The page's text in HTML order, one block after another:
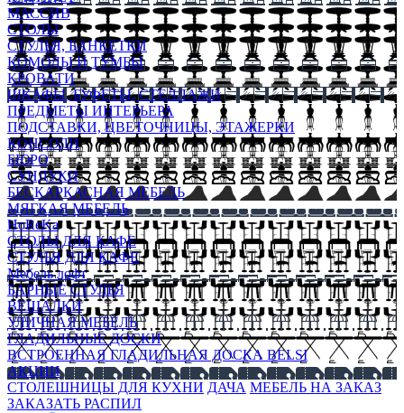
МАССИВ
СТОЛЫ
СТУЛЬЯ, БАНКЕТКИ
КОМОДЫ И ТУМБЫ
КРОВАТИ
ШКАФЫ, БУФЕТЫ, СТЕЛЛАЖИ
ПРЕДМЕТЫ ИНТЕРЬЕРА
ПОДСТАВКИ, ЦВЕТОЧНИЦЫ, ЭТАЖЕРКИ
КОНСОЛИ
БЮРО
СУНДУКИ
БЕСКАРКАСНАЯ МЕБЕЛЬ
МЯГКАЯ МЕБЕЛЬ
HoReKa
СТОЛЫ ДЛЯ КАФЕ
СТУЛЬЯ ДЛЯ КАФЕ
Мебель лофт
БАРНЫЕ СТУЛЬЯ
ВЕШАЛКИ
УЛИЧНАЯ МЕБЕЛЬ
ГЛАДИЛЬНЫЕ ДОСКИ
ВСТРОЕННАЯ ГЛАДИЛЬНАЯ ДОСКА BELSI
АКЦИИ
СТОЛЕШНИЦЫ ДЛЯ КУХНИ ДАЧА МЕБЕЛЬ НА ЗАКАЗ
ЗАКАЗАТЬ РАСПИЛ